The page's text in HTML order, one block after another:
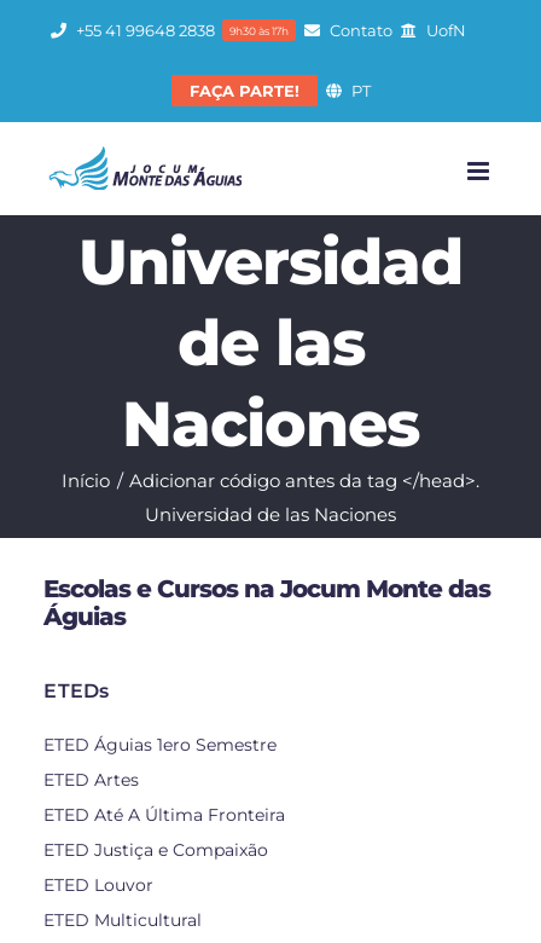
conteúdo
+55 41 99648 2838 9h30 às 17h Contato UofN
FAÇA PARTE! PT
Universidad
de las
Naciones
Início
Adicionar código antes da tag </head>.
Universidad de las Naciones
Escolas e Cursos na Jocum Monte das
Águias
ETEDs
ETED Águias 1ero Semestre
ETED Artes
ETED Até A Última Fronteira
ETED Justiça e Compaixão
ETED Louvor
ETED Multicultural